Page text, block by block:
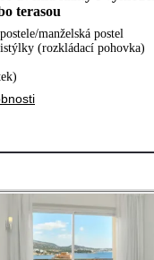
terasou
manželská postel
(rozkládací pohovka)